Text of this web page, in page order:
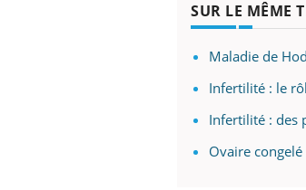
SUR LE MÊME
Maladie de
Infertilité : le
Infertilité : des
Ovaire